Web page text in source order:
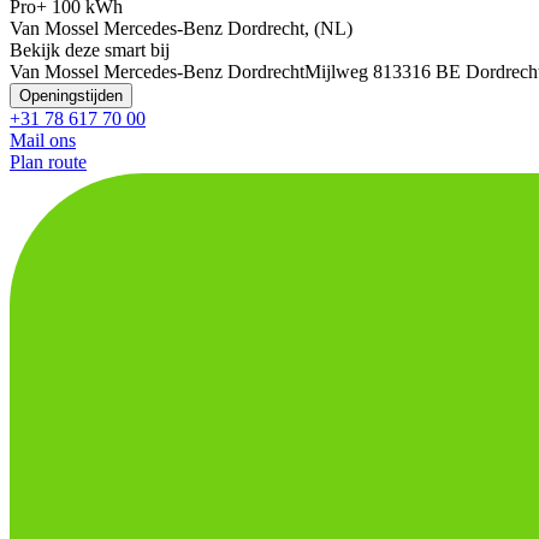
Pro+ 100 kWh
Van Mossel Mercedes-Benz Dordrecht, (NL)
Bekijk deze smart bij
Van Mossel Mercedes-Benz DordrechtMijlweg 813316 BE
Openingstijden
+31 78 617 70 00
Mail ons
Plan route